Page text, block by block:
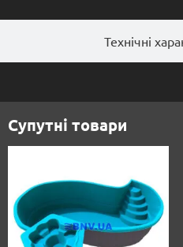
Технічні
Супутні товари